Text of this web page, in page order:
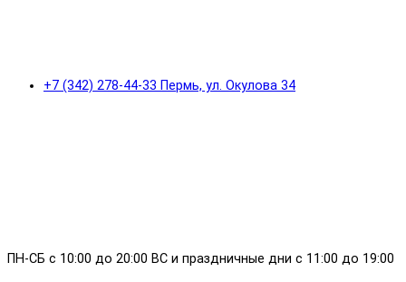
+7 (342) 278-44-33 Пермь, ул. Окулова 34
ПН-СБ с 10:00 до 20:00 ВС и праздничные дни с 11:00 до 19:00